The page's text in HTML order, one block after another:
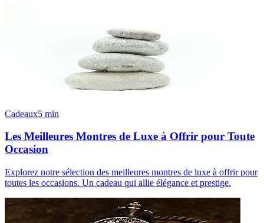
Cadeaux5 min
Les Meilleures Montres de Luxe à Offrir pour Toute
Occasion
Explorez notre sélection des meilleures montres de luxe à offrir pour
toutes les occasions. Un cadeau qui allie élégance et prestige.